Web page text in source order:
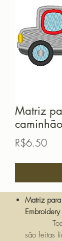
Matriz
R$6.50Price
Matriz
Todas
são feitas